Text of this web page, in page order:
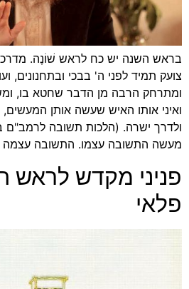
בראש השנה יש כח לראש שׁוֹנֶה.
צועק תמיד לפני ה' בבכי ובתחנונים,
ומתרחק הרבה מן הדבר שחטא בו,
ואיני אותו האיש שעשה אותן המעשים,
ולדרך ישרה. (הלכות תשובה לרמב"ם
מעשה התשובה עצמו. התשובה
פניני מקדש לראש
פלאי